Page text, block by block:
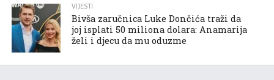
VIJESTI
Bivša zaručnica Luke Dončića traži da
joj isplati 50 miliona dolara: Anamarija
želi i djecu da mu oduzme